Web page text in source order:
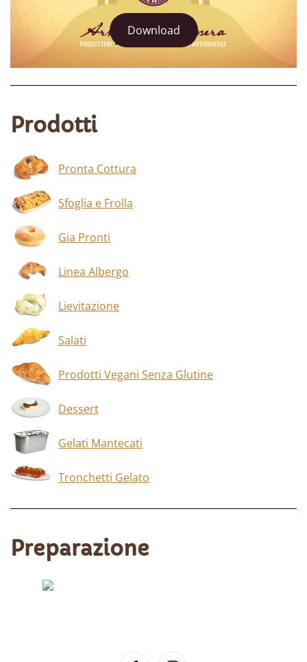
Download
Prodotti
Pronta Cottura
Sfoglia e Frolla
Gia Pronti
Linea Albergo
Lievitazione
Salati
Prodotti Vegani Senza Glutine
Dessert
Gelati Mantecati
Tronchetti Gelato
PreparazioneScopri di più